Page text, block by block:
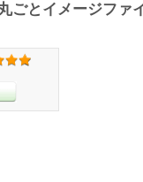
ごとイメージファ